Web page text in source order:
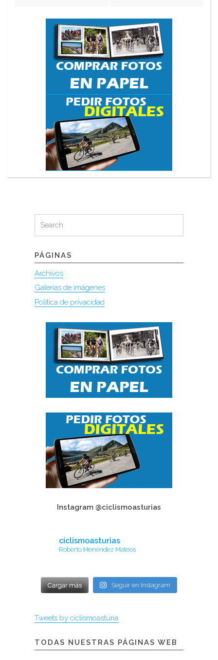
for:
Search
PÁGINAS
Archivos
Galerías de imágenes
Política de privacidad
Instagram @ciclismoasturias
ciclismoasturias
Roberto Menéndez Mateos
Cargar más Seguir en Instagram
Tweets by ciclismoasturia
TODAS NUESTRAS PÁGINAS WEB